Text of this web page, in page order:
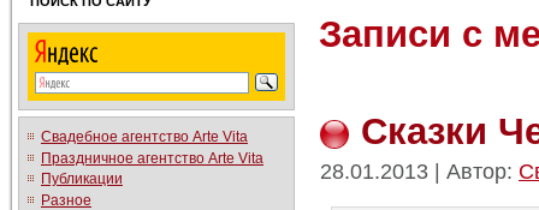
Свадебное агентство Arte Vita
Праздничное агентство Arte Vita
Публикации
Разное
Записи с
Сказки
28.01.2013 | Автор: